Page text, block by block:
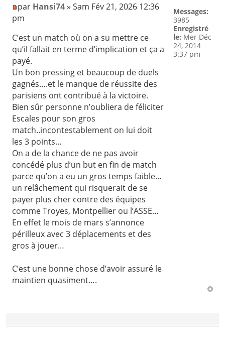
par Hansi74» Sam Fév 21, 2026 12:36
pm
C’est un match où on a su mettre ce
qu’il fallait en terme d’implication et ça a
payé.
Un bon pressing et beaucoup de duels
gagnés….et le manque de réussite des
parisiens ont contribué à la victoire.
Bien sûr personne n’oubliera de féliciter
Escales pour son gros
match..incontestablement on lui doit
les 3 points…
On a de la chance de ne pas avoir
concédé plus d’un but en fin de match
parce qu’on a eu un gros temps faible…
un relâchement qui risquerait de se
payer plus cher contre des équipes
comme Troyes, Montpellier ou l’ASSE…
En effet le mois de mars s’annonce
périlleux avec 3 déplacements et des
gros à jouer…
C’est une bonne chose d’avoir assuré le
maintien quasiment….
Messages:
3985
Enregistré
le: Mer Déc
24, 2014
3:37 pm